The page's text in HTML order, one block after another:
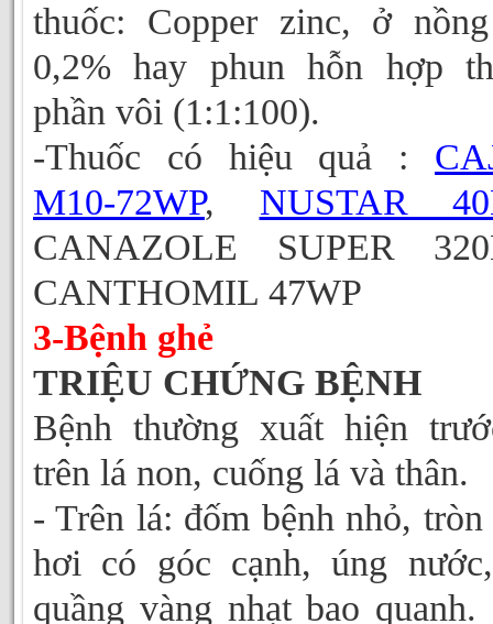
thuốc: Copper zinc, ở
0,2% hay phun hỗn hợp
phần vôi (1:1:100).
-Thuốc có hiệu quả :
M10-72WP, NUSTAR
CANAZOLE SUPER
CANTHOMIL 47WP
3-Bệnh ghẻ
TRIỆU CHỨNG BỆNH
Bệnh thường xuất hiện
trên lá non, cuống lá và thân.
- Trên lá: đốm bệnh nhỏ, tròn
hơi có góc cạnh, úng
quầng vàng nhạt bao quanh.